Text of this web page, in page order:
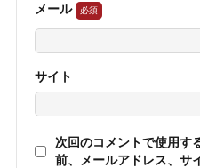
メール
サイト
次回のコメントで使用す
前、メールアドレス、サ